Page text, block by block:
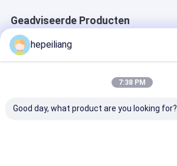
Geadviseerde Producten
hepeiliang
7:38 PM
Good day, what product are you looking for?